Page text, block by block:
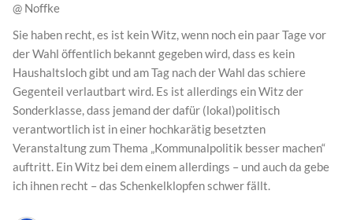
@ Noffke
Sie haben recht, es ist kein Witz, wenn noch ein paar Tage vor
der Wahl öffentlich bekannt gegeben wird, dass es kein
Haushaltsloch gibt und am Tag nach der Wahl das schiere
Gegenteil verlautbart wird. Es ist allerdings ein Witz der
Sonderklasse, dass jemand der dafür (lokal)politisch
verantwortlich ist in einer hochkarätig besetzten
Veranstaltung zum Thema „Kommunalpolitik besser machen“
auftritt. Ein Witz bei dem einem allerdings – und auch da gebe
ich ihnen recht – das Schenkelklopfen schwer fällt.